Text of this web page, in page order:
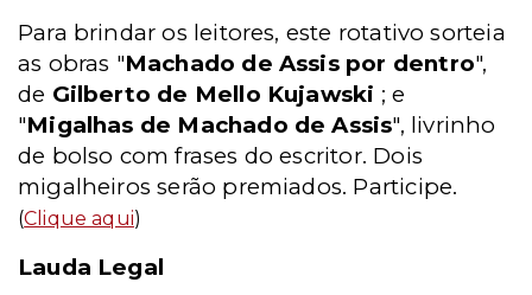
Para brindar os leitores, este rotativo sorteia
as obras "Machado de Assis por dentro",
de Gilberto de Mello Kujawski ; e
"Migalhas de Machado de Assis", livrinho
de bolso com frases do escritor. Dois
migalheiros serão premiados. Participe.
(Clique aqui)
Lauda Legal